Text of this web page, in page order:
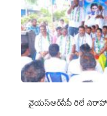
వైయ‌స్ఆర్‌సీపీ రిలే నిరాహార